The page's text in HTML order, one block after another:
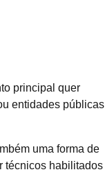
principal quer
entidades públicas
uma forma de
técnicos habilitados